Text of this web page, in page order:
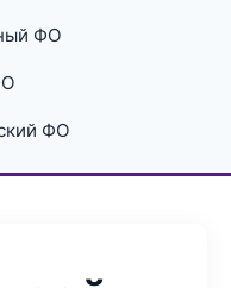
ФО
ФО